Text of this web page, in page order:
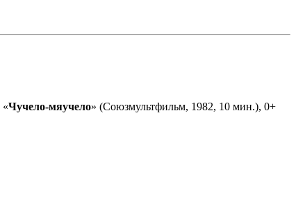
«Чучело-мяучело» (Союзмультфильм, 1982, 10 мин.), 0+